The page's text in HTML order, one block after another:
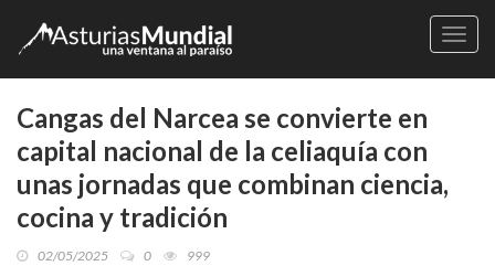
Cangas del Narcea se convierte en
capital nacional de la celiaquía con
unas jornadas que combinan ciencia,
cocina y tradición
02/05/2025 0 999